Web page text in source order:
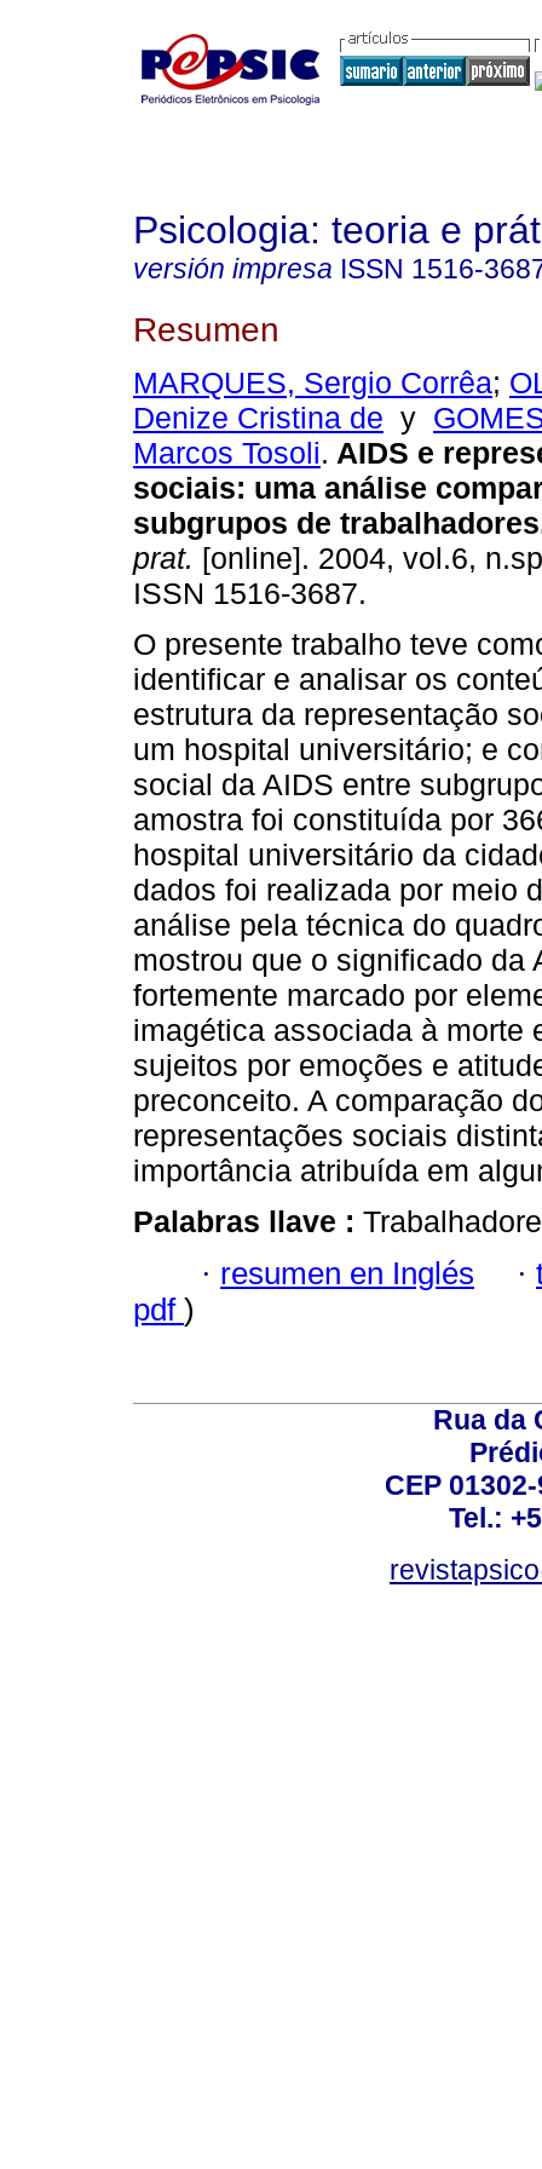
Psicologia: teoria e
versión impresa ISSN 1516-
Resumen
MARQUES, Sergio Corrêa;
Denize Cristina de y
Marcos Tosoli. AIDS e
sociais: uma análise
subgrupos de trabalhadores
prat. [online]. 2004, vol.6,
ISSN 1516-3687.
O presente trabalho teve
identificar e analisar os
estrutura da representação
um hospital universitário; e
social da AIDS entre
amostra foi constituída por
hospital universitário da
dados foi realizada por meio
análise pela técnica do
mostrou que o significado da
fortemente marcado por
imagética associada à morte
sujeitos por emoções e
preconceito. A comparação
representações sociais
importância atribuída em
Palabras llave :
· resumen en Inglés ·
pdf )
Rua da
CEP
Tel.: